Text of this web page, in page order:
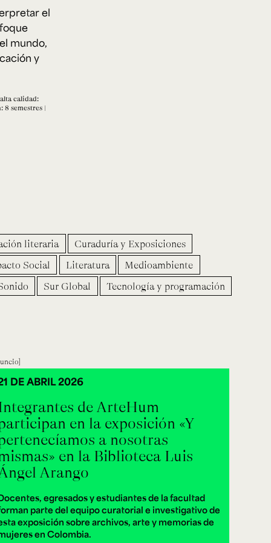
personería
el
mundo,
y
calidad:
8 semestres |
literaria
Curaduría y Exposiciones
Social
Literatura
Medioambiente
Sur Global Tecnología y programación
de ArteHum
en la exposición «Y
a nosotras
en la Biblioteca Luis
Arango
egresados y estudiantes de la facultad
parte del equipo curatorial e investigativo de
exposición sobre archivos, arte y memorias de
en Colombia.
DE ABRIL 2026